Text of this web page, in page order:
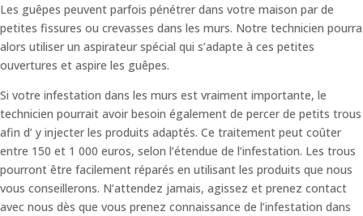
Les guêpes peuvent parfois pénétrer dans votre maison par de
petites fissures ou crevasses dans les murs. Notre technicien pourra
alors utiliser un aspirateur spécial qui s’adapte à ces petites
ouvertures et aspire les guêpes.
Si votre infestation dans les murs est vraiment importante, le
technicien pourrait avoir besoin également de percer de petits trous
afin d’ y injecter les produits adaptés. Ce traitement peut coûter
entre 150 et 1 000 euros, selon l’étendue de l’infestation. Les trous
pourront être facilement réparés en utilisant les produits que nous
vous conseillerons. N’attendez jamais, agissez et prenez contact
avec nous dès que vous prenez connaissance de l’infestation dans